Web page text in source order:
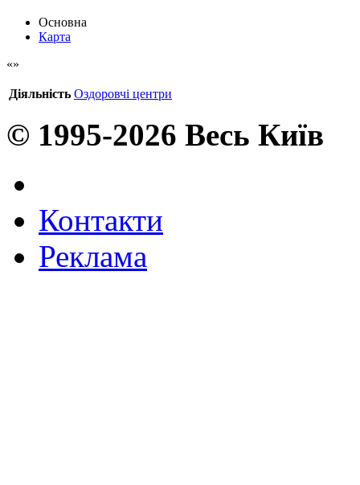
Основна
Карта
Діяльність Оздоровчі центри
© 1995-2026 Весь Київ
Контакти
Реклама